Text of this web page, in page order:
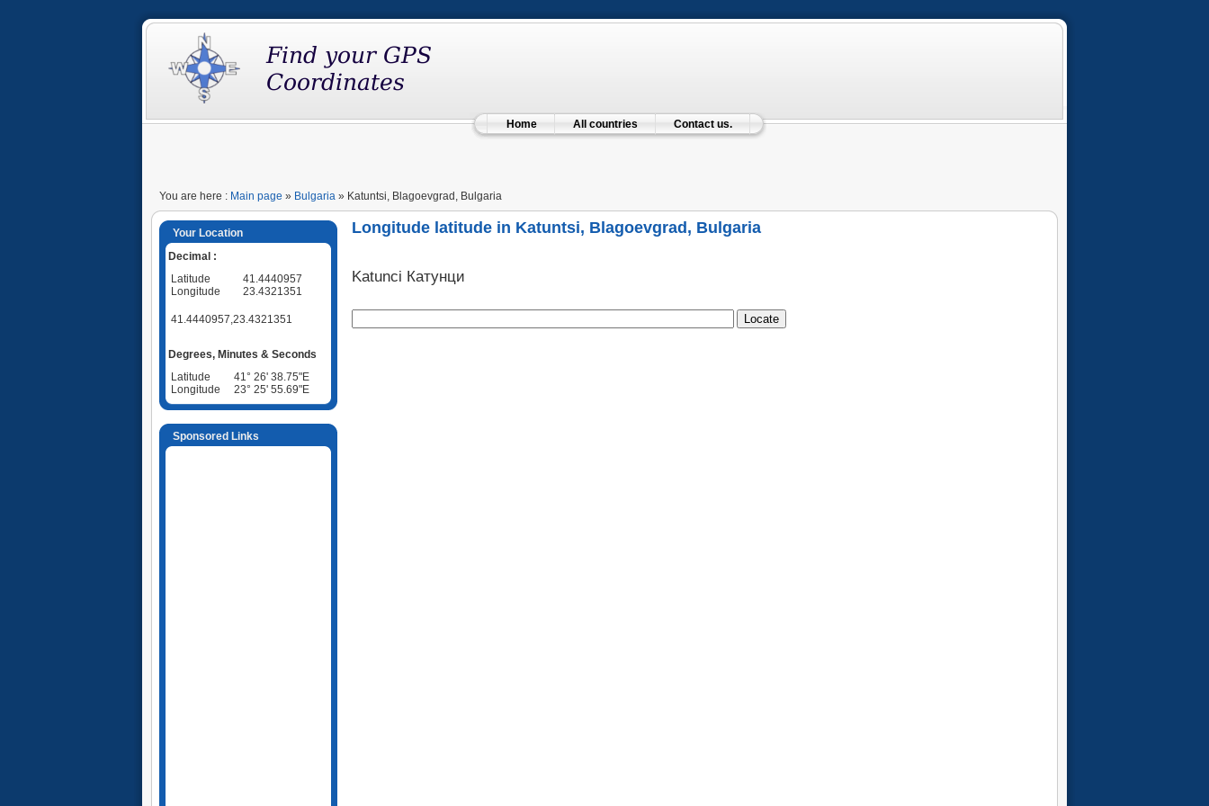
Home All countries Contact us.
You are here : Main page » Bulgaria » Katuntsi, Blagoevgrad, Bulgaria
Your Location
Decimal :
Latitude
41.4440957
Longitude
23.4321351
41.4440957,23.4321351
Degrees, Minutes & Seconds
Latitude
41° 26' 38.75"E
Longitude
23° 25' 55.69"E
Sponsored Links
Longitude latitude in Katuntsi, Blagoevgrad, Bulgaria
Katunci Катунци